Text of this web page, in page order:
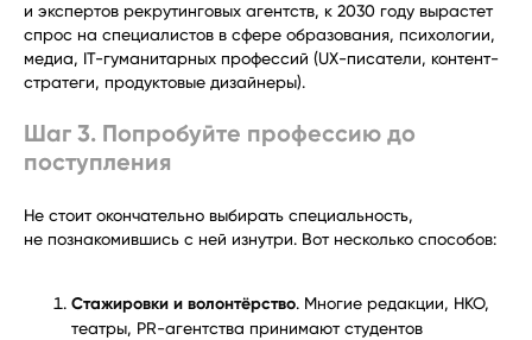
и экспертов рекрутинговых агентств, к 2030 году вырастет
спрос на специалистов в сфере образования, психологии,
медиа, IT-гуманитарных профессий (UX-писатели, контент-
стратеги, продуктовые дизайнеры).
Шаг 3. Попробуйте профессию до
поступления
Не стоит окончательно выбирать специальность,
не познакомившись с ней изнутри. Вот несколько способов:
Стажировки и волонтёрство. Многие редакции, НКО,
театры, PR-агентства принимают студентов